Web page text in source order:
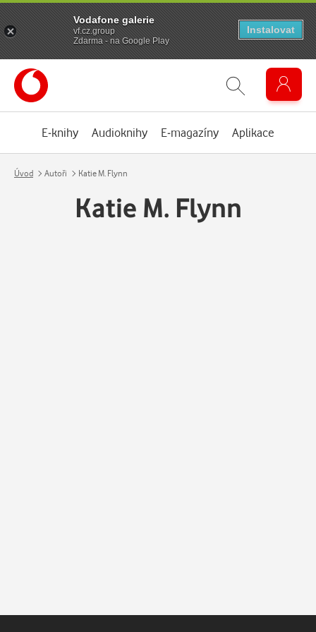
E-knihy Audioknihy E-magazíny Aplikace
Úvod Autoři Katie M. Flynn
Katie M. Flynn
Vodafone galerie
vf.cz.group
Zdarma - na Google Play
Instalovat